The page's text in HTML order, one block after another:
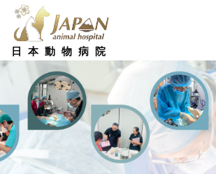
content
日本動物病院